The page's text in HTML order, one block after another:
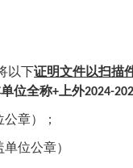
以下证明文件以扫描
位全称+ 上外2024-
章）；
位公章）